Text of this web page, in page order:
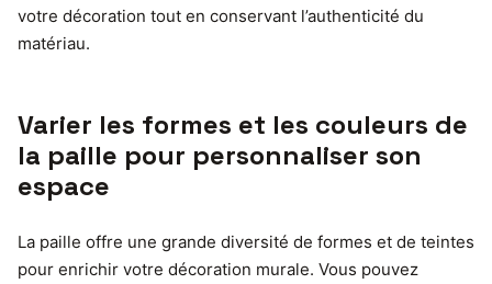
votre décoration tout en conservant l’authenticité du
matériau.
Varier les formes et les couleurs de
la paille pour personnaliser son
espace
La paille offre une grande diversité de formes et de teintes
pour enrichir votre décoration murale. Vous pouvez